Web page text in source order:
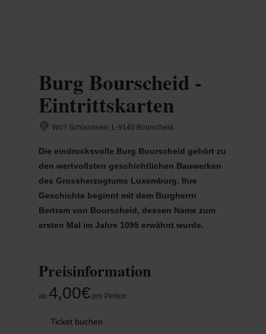
Burg Bourscheid -
Eintrittskarten
Wo? Schlasswee, L-9140 Bourscheid
Die eindrucksvolle Burg Bourscheid gehört zu
den wertvollsten geschichtlichen Bauwerken
des Grossherzogtums Luxemburg. Ihre
Geschichte beginnt mit dem Burgherrn
Bertram von Bourscheid, dessen Name zum
ersten Mal im Jahre 1095 erwähnt wurde.
Preisinformation
ab 4,00€ pro Person
Ticket buchen